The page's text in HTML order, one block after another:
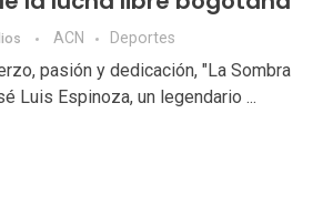
ACN Deportes
pasión y dedicación, "La Sombra
Luis Espinoza, un legendario ...